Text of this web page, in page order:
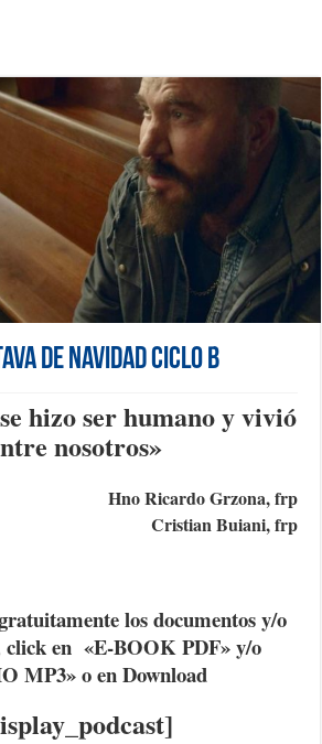
de Navidad Ciclo B
hizo ser humano y vivió
nosotros»
Hno Ricardo Grzona, frp
Cristian Buiani, frp
los documentos y/o
click en «E-BOOK PDF» y/o
MP3» o en Download